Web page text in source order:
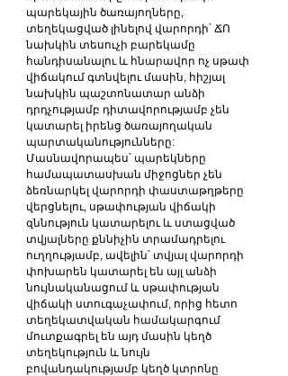
պարեկային ծառայողները,
տեղեկացված լինելով վարորդի՝ ՃՈ
նախկին տեսուչի բարեկամը
հանդիսանալու և հնարավոր ոչ սթափ
վիճակում գտնվելու մասին, հիշյալ
նախկին պաշտոնատար անձի
դրդչությամբ դիտավորությամբ չեն
կատարել իրենց ծառայողական
պարտականությունները:
Մասնավորապես՝ պարեկները
համապատասխան միջոցներ չեն
ձեռնարկել վարորդի փաստաթղթերը
վերցնելու, սթափության վիճակի
զննություն կատարելու և ստացված
տվյալները քննիչին տրամադրելու
ուղղությամբ, ավելին՝ տվյալ վարորդի
փոխարեն կատարել են այլ անձի
նույնականացում և սթափության
վիճակի ստուգաչափում, որից հետո
տեղեկատվական համակարգում
մուտքագրել են այդ մասին կեղծ
տեղեկություն և նույն
բովանդակությամբ կեղծ կտրոնը